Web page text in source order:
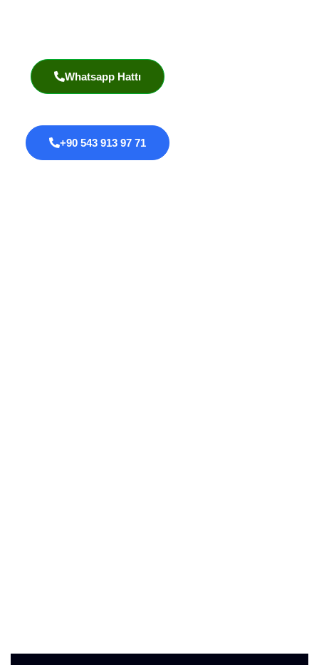
Whatsapp Hattı
+90 543 913 97 71